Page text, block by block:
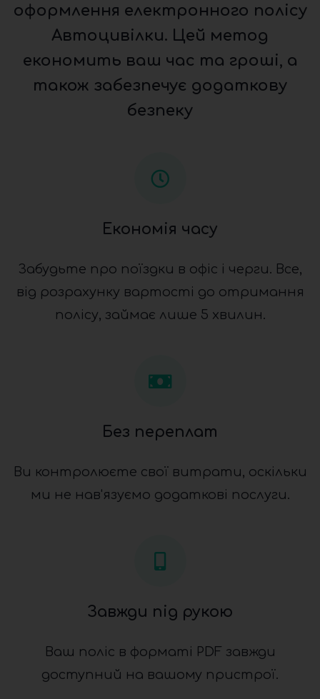
оформлення електронного полісу
Автоцивілки. Цей метод
економить ваш час та гроші, а
також забезпечує додаткову
безпеку
Економія часу
Забудьте про поїздки в офіс і черги. Все,
від розрахунку вартості до отримання
полісу, займає лише 5 хвилин.
Без переплат
Ви контролюєте свої витрати, оскільки
ми не нав'язуємо додаткові послуги.
Завжди під рукою
Ваш поліс в форматі PDF завжди
доступний на вашому пристрої.